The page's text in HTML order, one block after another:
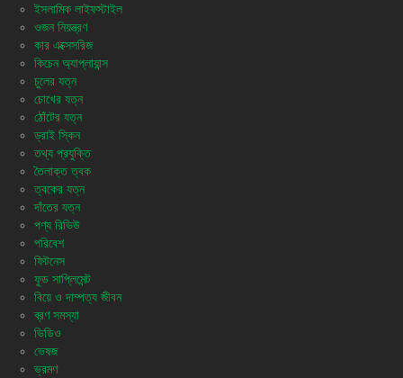
ইসলামিক লাইফস্টাইল
ওজন নিয়ন্ত্রণ
কার এক্সেসরিজ
কিচেন অ্যাপ্লায়ান্স
চুলের যত্ন
চোখের যত্ন
ঠোঁটের যত্ন
ড্রাই স্কিন
তথ্য প্রযুক্তি
তৈলাক্ত ত্বক
ত্বকের যত্ন
দাঁতের যত্ন
পণ্য রিভিউ
পরিবেশ
ফিটনেস
ফুড সাপ্লিমেন্ট
বিয়ে ও দাম্পত্য জীবন
ব্রণ সমস্যা
ভিডিও
ভেষজ
ভ্রমণ